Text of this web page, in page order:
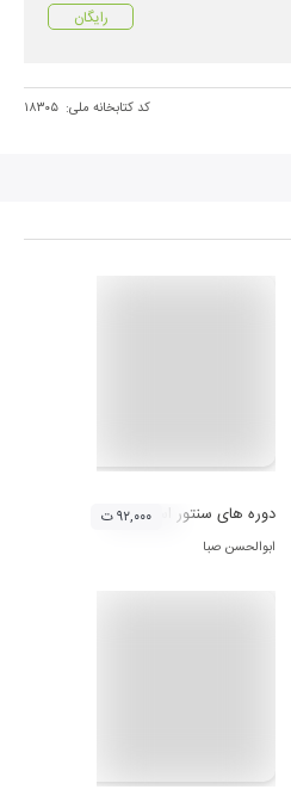
رایگان
کد کتابخانه ملی: ۱۸۳۰۵
دوره های سنتور استاد ابوالحسن صبا (لوح
ابوالحسن صبا
۹۲,۰۰۰ ت